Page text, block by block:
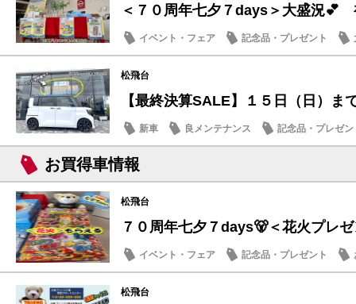
＜７０周年七夕７days＞大盛況💕
イベント・フェア 記念品・プレゼント
日産のお店
松飛台
【最終決算SALE】１５日（日）
新車 良メンテナンス 記念品・プレゼン
お買得車情報
松飛台
７０周年七夕７days🐻＜花火プレ
イベント・フェア 記念品・プレゼント
メンテナンス商品
日産のお店
松飛台